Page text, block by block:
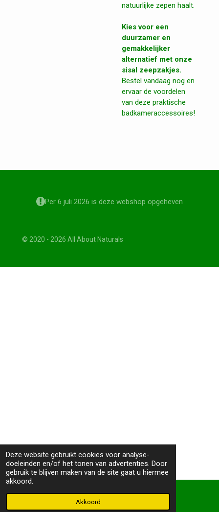
Deze website gebruikt cookies voor analyse-
doeleinden en/of het tonen van advertenties. Door
gebruik te blijven maken van de site gaat u hiermee
akkoord.
Akkoord
natuurlijke zepen haalt.
Kies voor een
duurzamer en
gemakkelijker
alternatief met onze
sisal zeepzakjes.
Bestel vandaag nog en
ervaar de voordelen
van deze praktische
badkameraccessoires!
Per 6 juli 2026 is deze webshop opgeheven
© 2020 - 2026 All About Naturals